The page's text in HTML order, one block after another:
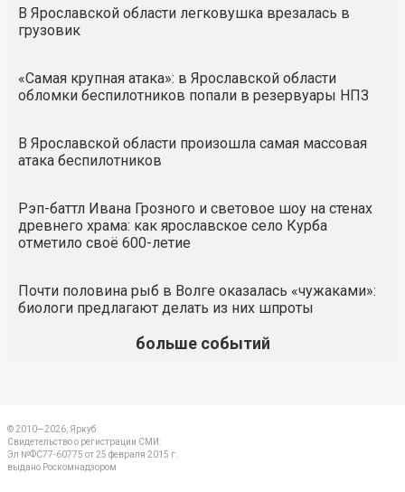
В Ярославской области легковушка врезалась в
грузовик
«Самая крупная атака»: в Ярославской области
обломки беспилотников попали в резервуары НПЗ
В Ярославской области произошла самая массовая
атака беспилотников
Рэп-баттл Ивана Грозного и световое шоу на стенах
древнего храма: как ярославское село Курба
отметило своё 600-летие
Почти половина рыб в Волге оказалась «чужаками»:
биологи предлагают делать из них шпроты
больше событий
© 2010—2026, Яркуб
Свидетельство о регистрации СМИ:
Эл №ФС77-60775 от 25 февраля 2015 г.
выдано Роскомнадзором